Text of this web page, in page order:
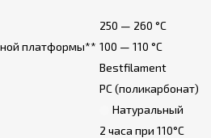
250 — 260 °C
платформы** 100 — 110 °C
Bestfilament
PC (поликарбонат)
Натуральный
2 часа при 110°С